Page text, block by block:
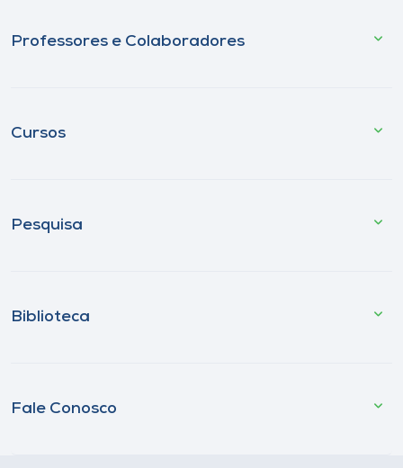
Professores e Colaboradores
Cursos
Pesquisa
Biblioteca
Fale Conosco